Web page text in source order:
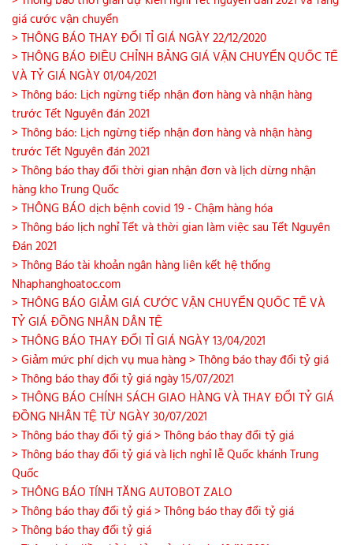
giá cước vận chuyển
> THÔNG BÁO THAY ĐỔI TỈ GIÁ NGÀY 22/12/2020
> THÔNG BÁO ĐIỀU CHỈNH BẢNG GIÁ VẬN CHUYỂN QUỐC TẾ
VÀ TỶ GIÁ NGÀY 01/04/2021
> Thông báo: Lịch ngừng tiếp nhận đơn hàng và nhận hàng
trước Tết Nguyên đán 2021
> Thông báo: Lịch ngừng tiếp nhận đơn hàng và nhận hàng
trước Tết Nguyên đán 2021
> Thông báo thay đổi thời gian nhận đơn và lịch dừng nhận
hàng kho Trung Quốc
> THÔNG BÁO dịch bệnh covid 19 - Chậm hàng hóa
> Thông báo lịch nghỉ Tết và thời gian làm việc sau Tết Nguyên
Đán 2021
> Thông Báo tài khoản ngân hàng liên kết hệ thống
Nhaphanghoatoc.com
> THÔNG BÁO GIẢM GIÁ CƯỚC VẬN CHUYỂN QUỐC TẾ VÀ
TỶ GIÁ ĐỒNG NHÂN DÂN TỆ
> THÔNG BÁO THAY ĐỔI TỈ GIÁ NGÀY 13/04/2021
> Giảm mức phí dịch vụ mua hàng> Thông báo thay đổi tỷ giá
> Thông báo thay đổi tỷ giá ngày 15/07/2021
> THÔNG BÁO CHÍNH SÁCH GIAO HÀNG VÀ THAY ĐỔI TỶ GIÁ
ĐỒNG NHÂN TỆ TỪ NGÀY 30/07/2021
> Thông báo thay đổi tỷ giá> Thông báo thay đổi tỷ giá
> Thông báo thay đổi tỷ giá và lịch nghỉ lễ Quốc khánh Trung
Quốc
> THÔNG BÁO TÍNH TĂNG AUTOBOT ZALO
> Thông báo thay đổi tỷ giá> Thông báo thay đổi tỷ giá
> Thông báo thay đổi tỷ giá